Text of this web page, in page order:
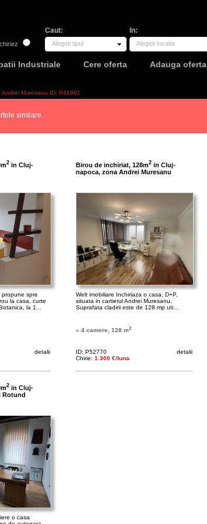
Caut:
Alegeti tipul
In:
Alegeti locatia
Industriale Cere oferta Adauga oferta
Muresanu ID: P41991
similare.
2 in Cluj-
propune spre
la casa, curte
la 1...
detalii
Birou de inchiriat, 128m2 in Cluj-
napoca, zona Andrei Muresanu
Welt imobiliare Inchiriaza o casa, D+P,
situata in cartierul Andrei Muresanu.
Suprafata cladirii este de 128 mp uti...
» 4 camere, 128 m2
detalii
ID: P52770
Chirie: 1.300 €/luna
2 in Cluj-
Rotund
o casa